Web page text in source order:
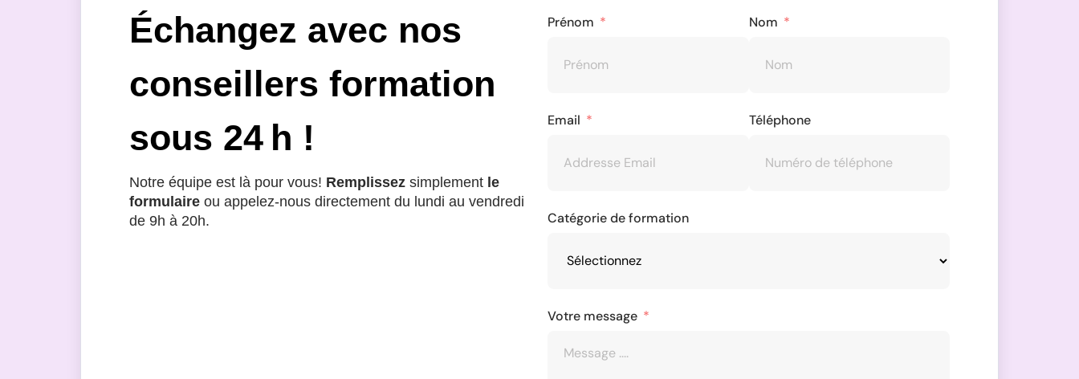
Échangez avec nos
conseillers formation
sous 24 h !
Notre équipe est là pour vous! Remplissez simplement le
formulaire ou appelez-nous directement du lundi au vendredi
de 9h à 20h.
Prénom Nom
Email Téléphone
Catégorie de formation
Votre message